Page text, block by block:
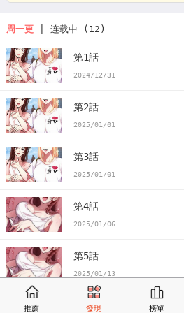
周一更| 连载中 (12)
第1話
2024/12/31
第2話
2025/01/01
第3話
2025/01/01
第4話
2025/01/06
第5話
2025/01/13
第6話
推薦 發現 榜單